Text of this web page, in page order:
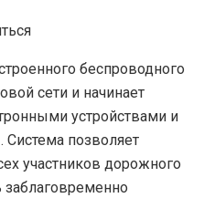
беспроводного
сети и начинает
устройствами и
позволяет
участников дорожного
заблаговременно